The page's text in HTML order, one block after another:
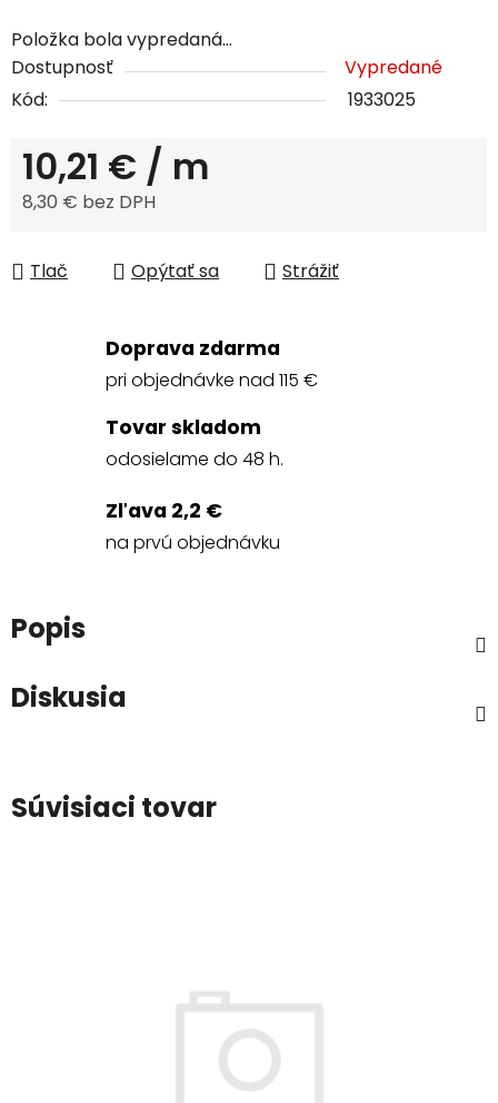
Položka bola vypredaná…
Dostupnosť
Vypredané
Kód:
1933025
10,21 € / m
8,30 € bez DPH
Tlač
Opýtať sa Strážiť
Doprava zdarma
pri objednávke nad 115 €
Tovar skladom
odosielame do 48 h.
Zľava 2,2 €
na prvú objednávku
Popis
Diskusia
Súvisiaci tovar